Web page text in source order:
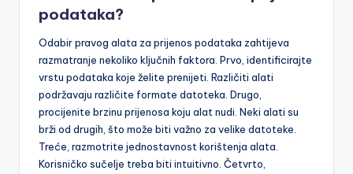
podataka?
Odabir pravog alata za prijenos podataka zahtijeva
razmatranje nekoliko ključnih faktora. Prvo, identificirajte
vrstu podataka koje želite prenijeti. Različiti alati
podržavaju različite formate datoteka. Drugo,
procijenite brzinu prijenosa koju alat nudi. Neki alati su
brži od drugih, što može biti važno za velike datoteke.
Treće, razmotrite jednostavnost korištenja alata.
Korisničko sučelje treba biti intuitivno. Četvrto,